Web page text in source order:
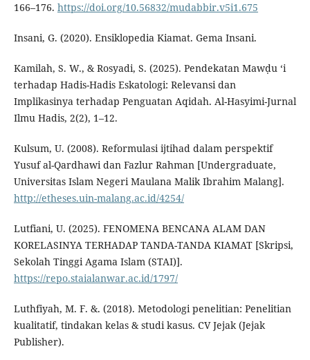
166–176. https://doi.org/10.56832/mudabbir.v5i1.675
Insani, G. (2020). Ensiklopedia Kiamat. Gema Insani.
Kamilah, S. W., & Rosyadi, S. (2025). Pendekatan Mawḍu ‘i
terhadap Hadis-Hadis Eskatologi: Relevansi dan
Implikasinya terhadap Penguatan Aqidah. Al-Hasyimi-Jurnal
Ilmu Hadis, 2(2), 1–12.
Kulsum, U. (2008). Reformulasi ijtihad dalam perspektif
Yusuf al-Qardhawi dan Fazlur Rahman [Undergraduate,
Universitas Islam Negeri Maulana Malik Ibrahim Malang].
http://etheses.uin-malang.ac.id/4254/
Lutfiani, U. (2025). FENOMENA BENCANA ALAM DAN
KORELASINYA TERHADAP TANDA-TANDA KIAMAT [Skripsi,
Sekolah Tinggi Agama Islam (STAI)].
https://repo.staialanwar.ac.id/1797/
Luthfiyah, M. F. &. (2018). Metodologi penelitian: Penelitian
kualitatif, tindakan kelas & studi kasus. CV Jejak (Jejak
Publisher).